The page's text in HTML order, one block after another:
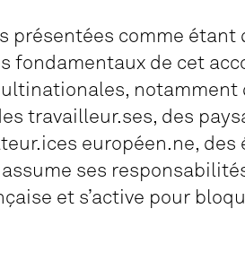
présentées comme étant
fondamentaux de cet
notamment
travailleur.ses, des
européen.ne, des
ses
et s’active pour